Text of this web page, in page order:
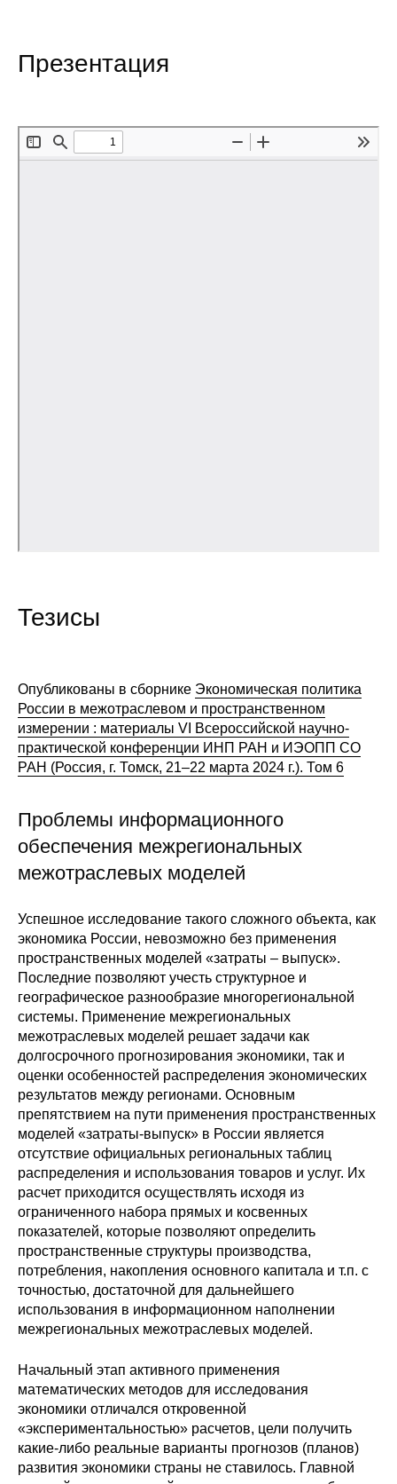
О журнале
О совете
Регулярные прогнозы
Краткосрочный прогноз
Российская Система Климатического
Мониторинга
Центр «Климатическая политика и
экономика России»
Образование и карьера
Кафедра МФТИ
Кафедра МАДИ
Аспирантура
Об аспирантуре
Поступление
Обучение
Нормативные документы
Диссертационный совет
О совете
Презентация
Тезисы
Опубликованы в сборнике Экономическая политика
России в межотраслевом и пространственном
измерении : материалы VI Всероссийской научно-
практической конференции ИНП РАН и ИЭОПП СО
РАН (Россия, г. Томск, 21–22 марта 2024 г.). Том 6
Проблемы информационного
обеспечения межрегиональных
межотраслевых моделей
Успешное исследование такого сложного объекта, как
экономика России, невозможно без применения
пространственных моделей «затраты – выпуск».
Последние позволяют учесть структурное и
географическое разнообразие многорегиональной
системы. Применение межрегиональных
межотраслевых моделей решает задачи как
долгосрочного прогнозирования экономики, так и
оценки особенностей распределения экономических
результатов между регионами. Основным
препятствием на пути применения пространственных
моделей «затраты-выпуск» в России является
отсутствие официальных региональных таблиц
распределения и использования товаров и услуг. Их
расчет приходится осуществлять исходя из
ограниченного набора прямых и косвенных
показателей, которые позволяют определить
пространственные структуры производства,
потребления, накопления основного капитала и т.п. с
точностью, достаточной для дальнейшего
использования в информационном наполнении
межрегиональных межотраслевых моделей.
Начальный этап активного применения
математических методов для исследования
экономики отличался откровенной
«экспериментальностью» расчетов, цели получить
какие-либо реальные варианты прогнозов (планов)
развития экономики страны не ставилось. Главной